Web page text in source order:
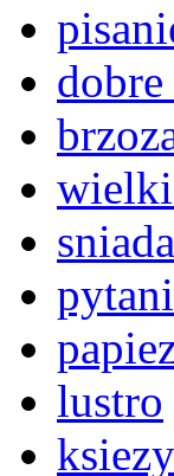
lustro